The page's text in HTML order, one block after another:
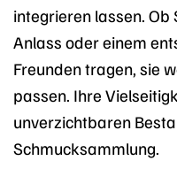
integrieren lassen. Ob
Anlass oder einem
Freunden tragen, sie
passen. Ihre
unverzichtbaren
Schmucksammlung.